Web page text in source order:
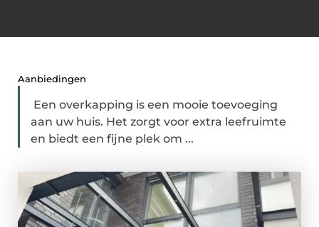
Aanbiedingen
Een overkapping is een mooie toevoeging
aan uw huis. Het zorgt voor extra leefruimte
en biedt een fijne plek om ...